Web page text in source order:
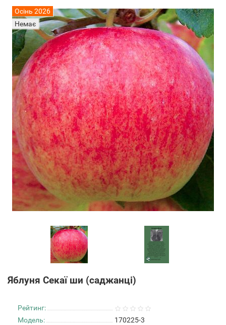
Осінь 2026
Немає
Яблуня Секаї ши (саджанці)
Рейтинг:
Модель:
170225-3